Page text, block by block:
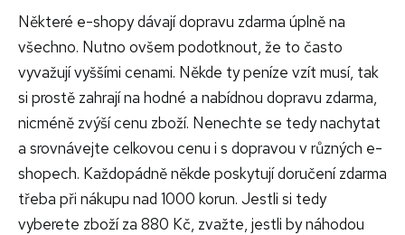
Některé e-shopy dávají dopravu zdarma úplně na
všechno. Nutno ovšem podotknout, že to často
vyvažují vyššími cenami. Někde ty peníze vzít musí, tak
si prostě zahrají na hodné a nabídnou dopravu zdarma,
nicméně zvýší cenu zboží. Nenechte se tedy nachytat
a srovnávejte celkovou cenu i s dopravou v různých e-
shopech. Každopádně někde poskytují doručení zdarma
třeba při nákupu nad 1000 korun. Jestli si tedy
vyberete zboží za 880 Kč, zvažte, jestli by náhodou